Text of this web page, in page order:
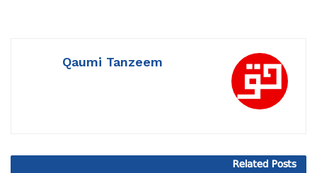
Qaumi Tanzeem
Related Posts